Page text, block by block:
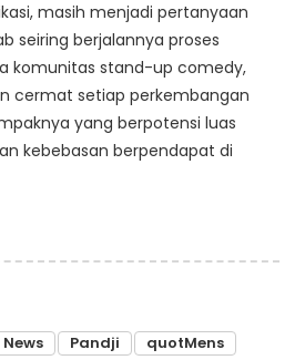
masih menjadi pertanyaan
seiring berjalannya proses
komunitas stand-up comedy,
cermat setiap perkembangan
yang berpotensi luas
kebebasan berpendapat di
News Pandji
quotMens